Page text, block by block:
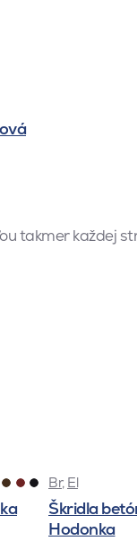
takmer každej
Br, El
Škridla
Hodonka